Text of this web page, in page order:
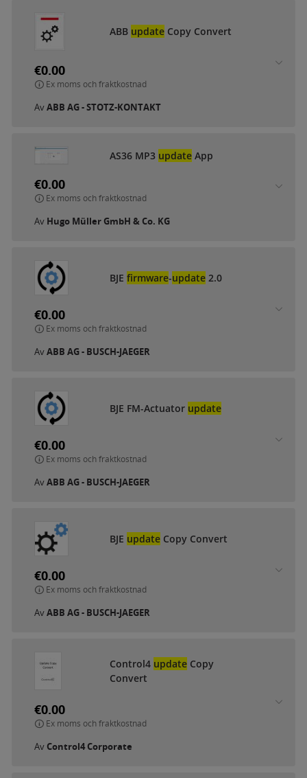
ABB update Copy Convert
€0.00
Ex moms och fraktkostnad
AvABB AG - STOTZ-KONTAKT
AS36 MP3 update App
€0.00
Ex moms och fraktkostnad
Av Hugo Müller GmbH & Co. KG
BJE firmware-update 2.0
€0.00
Ex moms och fraktkostnad
AvABB AG - BUSCH-JAEGER
BJE FM-Actuator update
€0.00
Ex moms och fraktkostnad
AvABB AG - BUSCH-JAEGER
BJE update Copy Convert
€0.00
Ex moms och fraktkostnad
AvABB AG - BUSCH-JAEGER
Control4 update Copy
Convert
€0.00
Ex moms och fraktkostnad
Av Control4 Corporate